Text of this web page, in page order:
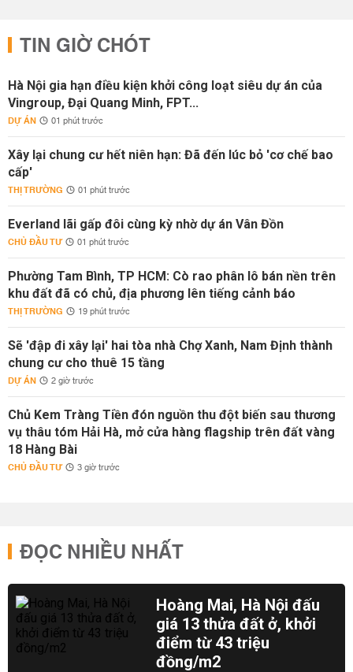
TIN GIỜ CHÓT
Hà Nội gia hạn điều kiện khởi công loạt siêu dự án của
Vingroup, Đại Quang Minh, FPT...
DỰ ÁN 01 phút trước
Xây lại chung cư hết niên hạn: Đã đến lúc bỏ 'cơ chế bao
cấp'
THỊ TRƯỜNG 01 phút trước
Everland lãi gấp đôi cùng kỳ nhờ dự án Vân Đồn
CHỦ ĐẦU TƯ 01 phút trước
Phường Tam Bình, TP HCM: Cò rao phân lô bán nền trên
khu đất đã có chủ, địa phương lên tiếng cảnh báo
THỊ TRƯỜNG 19 phút trước
Sẽ 'đập đi xây lại' hai tòa nhà Chợ Xanh, Nam Định thành
chung cư cho thuê 15 tầng
DỰ ÁN 2 giờ trước
Chủ Kem Tràng Tiền đón nguồn thu đột biến sau thương
vụ thâu tóm Hải Hà, mở cửa hàng flagship trên đất vàng
18 Hàng Bài
CHỦ ĐẦU TƯ 3 giờ trước
ĐỌC NHIỀU NHẤT
Hoàng Mai, Hà Nội đấu
giá 13 thửa đất ở, khởi
điểm từ 43 triệu
đồng/m2